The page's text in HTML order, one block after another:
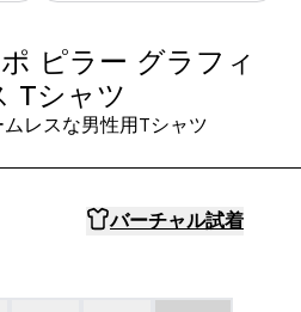
ピラー グラフィ
Tシャツ
レスな男性用Tシャツ
バーチャル試着